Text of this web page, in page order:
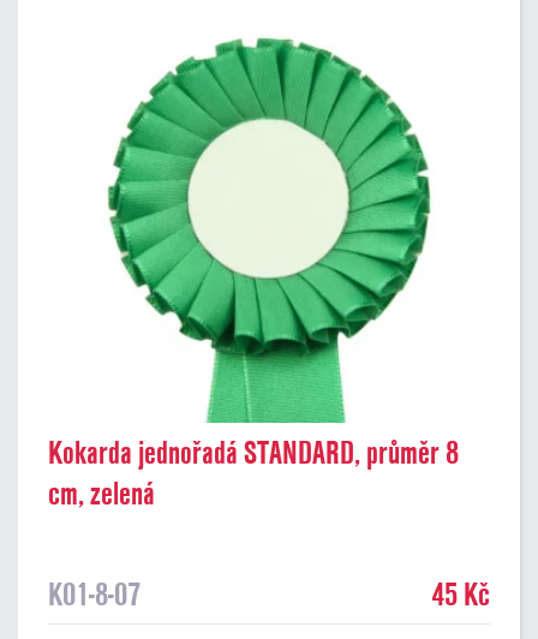
Kokarda jednořadá STANDARD, průměr 8
cm, zelená
K01-8-07 45 Kč